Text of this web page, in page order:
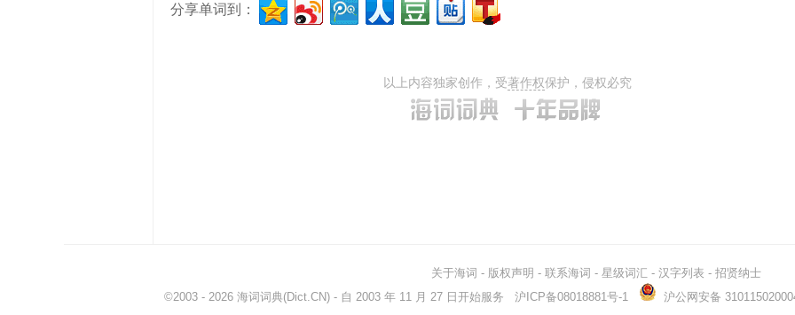
分享单词到：
以上内容独家创作，受著作权保护，侵权必究
关于海词 - 版权声明 - 联系海词 - 星级词汇 - 汉字列表 - 招贤纳士
©2003 - 2026 海词词典(Dict.CN) - 自 2003 年 11 月 27 日开始服务 沪ICP备08018881号-1 沪公网安备